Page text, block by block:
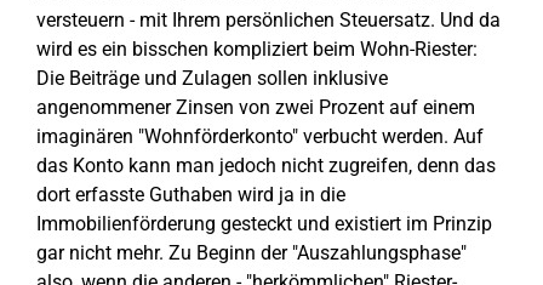
versteuern - mit Ihrem persönlichen Steuersatz. Und da
wird es ein bisschen kompliziert beim Wohn-Riester:
Die Beiträge und Zulagen sollen inklusive
angenommener Zinsen von zwei Prozent auf einem
imaginären "Wohnförderkonto" verbucht werden. Auf
das Konto kann man jedoch nicht zugreifen, denn das
dort erfasste Guthaben wird ja in die
Immobilienförderung gesteckt und existiert im Prinzip
gar nicht mehr. Zu Beginn der "Auszahlungsphase"